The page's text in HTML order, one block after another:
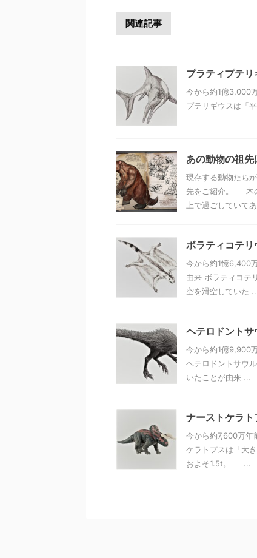
関連記事
プラティプテリ
今から約1億3,000
プテリギウスは「
あの動物の祖
現存する動物たち
先をご紹介。 木
上で過ごしていて
ボラティコテ
今から約1憶6,400
由来 ボラティコテ
空を滑空していた ...
ヘテロドントサ
今から約1億9,900
ヘテロドントサウ
いたことが由来 ...
ナーストケラト
今から約7,600万
ケラトプスは「大
およそ1.5t。 ...